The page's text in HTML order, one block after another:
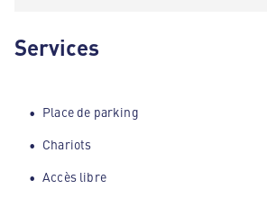
Services
Place de parking
Chariots
Accès libre